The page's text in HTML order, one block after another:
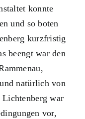
konnte
und so boten
kurzfristig
beengt war den
natürlich von
Lichtenberg war
vor,